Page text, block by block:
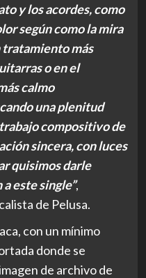
y los acordes, como
según como la mira
tratamiento más
o en el
calmo
una plenitud
compositivo de
sincera, con luces
quisimos darle
este single”,
de Pelusa.
con un mínimo
donde se
de archivo de